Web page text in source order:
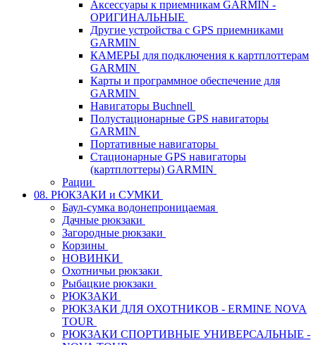
Аксессуары к приемникам GARMIN -
ОРИГИНАЛЬНЫЕ
Другие устройства с GPS приемниками
GARMIN
КАМЕРЫ для подключения к картплоттерам
GARMIN
Карты и программное обеспечение для
GARMIN
Навигаторы Buchnell
Полустационарные GPS навигаторы
GARMIN
Портативные навигаторы
Стационарные GPS навигаторы
(картплоттеры) GARMIN
Рации
08. РЮКЗАКИ и СУМКИ
Баул-сумка водонепроницаемая
Дачные рюкзаки
Загородные рюкзаки
Корзины
НОВИНКИ
Охотничьи рюкзаки
Рыбацкие рюкзаки
РЮКЗАКИ
РЮКЗАКИ ДЛЯ ОХОТНИКОВ - ERMINE NOVA
TOUR
РЮКЗАКИ СПОРТИВНЫЕ УНИВЕРСАЛЬНЫЕ -